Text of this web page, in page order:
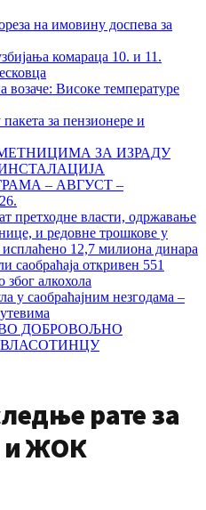
на имовину доспева за
комараца 10. и 11.
возаче: Високе температуре
за пензионере и
ЗА ИЗРАДУ
– АВГУСТ –
претходне власти, одржавање
и редовне трошкове у
12,7 милиона динара
саобраћаја откривен 551
због алкохола
у саобраћајним незгодама –
ДОБРОВОЉНО
рате за
и ЖОК